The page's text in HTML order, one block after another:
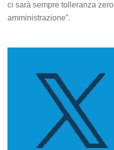
ci sarà sempre tolleranza
amministrazione”.